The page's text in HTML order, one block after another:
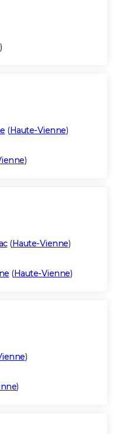
)
(Haute-Vienne)
)
(Haute-Vienne)
(Haute-Vienne)
)
)